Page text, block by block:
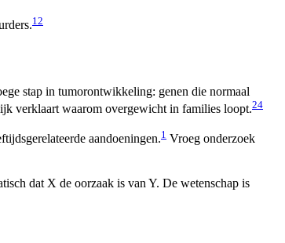
1 2
stap in tumorontwikkeling: genen die normaal
verklaart waarom overgewicht in families loopt.24
aandoeningen.1 Vroeg onderzoek
dat X de oorzaak is van Y. De wetenschap is